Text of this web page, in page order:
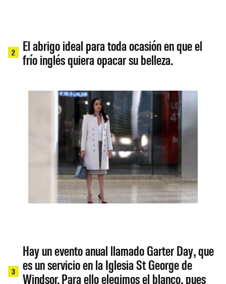
2
El abrigo ideal para toda ocasión en que el
frío inglés quiera opacar su belleza.
3
Hay un evento anual llamado Garter Day, que
es un servicio en la Iglesia St George de
Windsor. Para ello elegimos el blanco, pues